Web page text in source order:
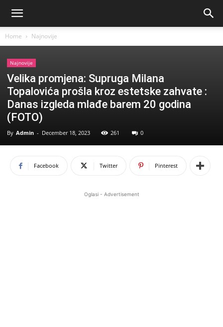
Home Najnovije
Najnovije
Velika promjena: Supruga Milana
Topalovića prošla kroz estetske zahvate :
Danas izgleda mlađe barem 20 godina
(FOTO)
By Admin - December 18, 2023 261 0
Facebook Twitter Pinterest
Oglasi - Advertisement